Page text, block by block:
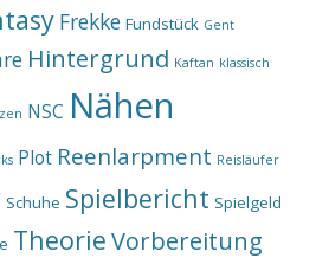
Frekke Fundstück Gent
Hintergrund Kaftan klassisch
NSC Nähen
Plot Reenlarpment Reisläufer
Schuhe Spielbericht Spielgeld
TheorieVorbereitung